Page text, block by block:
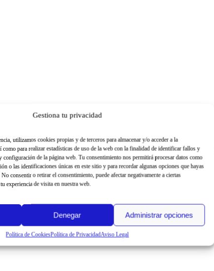
Gestiona tu privacidad
utilizamos cookies propias y de terceros para almacenar y/o acceder a la
para realizar estadísticas de uso de la web con la finalidad de identificar fallos y
configuración de la página web. Tu consentimiento nos permitirá procesar datos como
o las identificaciones únicas en este sitio y para recordar algunas opciones que hayas
consentir o retirar el consentimiento, puede afectar negativamente a ciertas
experiencia de visita en nuestra web.
Denegar Administrar opciones
Política de CookiesPolítica de PrivacidadAviso Legal
a conseguir más y mejores proyectos, aumentar tus beneficios